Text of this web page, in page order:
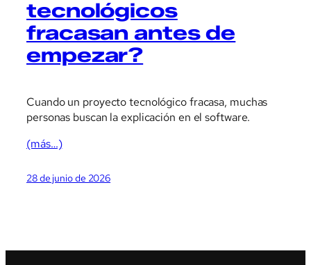
tecnológicos
fracasan antes de
empezar?
Cuando un proyecto tecnológico fracasa, muchas
personas buscan la explicación en el software.
(más…)
28 de junio de 2026